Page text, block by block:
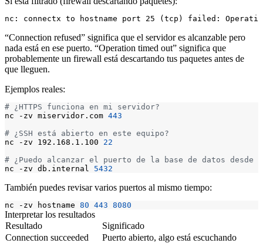
“Connection refused” significa que el servidor es alcanzable pero
nada está en ese puerto. “Operation timed out” significa que
probablemente un firewall está descartando tus paquetes antes de
que lleguen.
Ejemplos reales:
# ¿HTTPS funciona en mi servidor?
nc -zv miservidor.com 443
# ¿SSH está abierto en este equipo?
nc -zv 192.168.1.100 22
# ¿Puedo alcanzar el puerto de la base de datos desde
nc -zv db.internal 5432
También puedes revisar varios puertos al mismo tiempo:
nc -zv hostname 80 443 8080
Interpretar los resultados
Resultado
Significado
Connection succeeded
Puerto abierto, algo está escuchando